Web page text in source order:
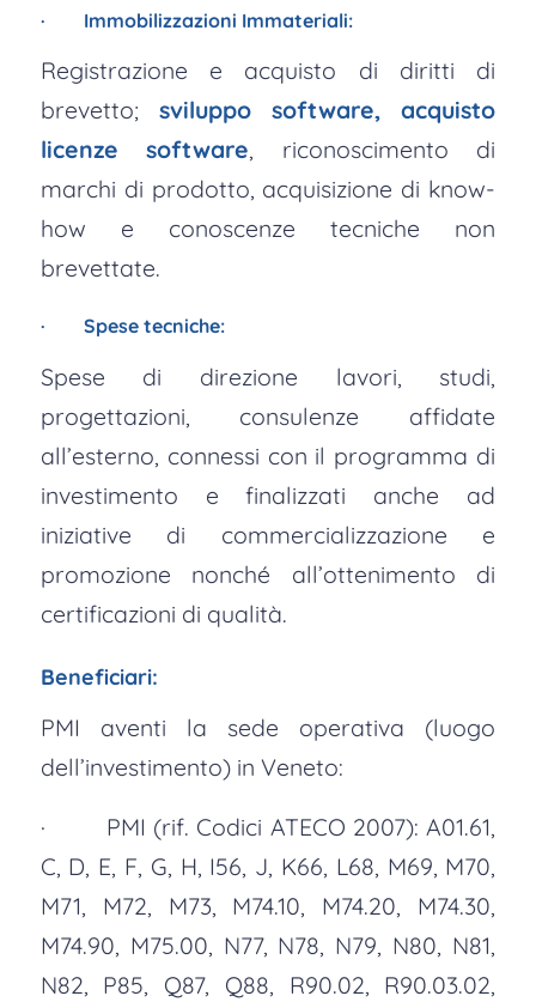
· Immobilizzazioni Immateriali:
Registrazione e acquisto di diritti di
brevetto; sviluppo software, acquisto
licenze software, riconoscimento di
marchi di prodotto, acquisizione di know-
how e conoscenze tecniche non
brevettate.
· Spese tecniche:
Spese di direzione lavori, studi,
progettazioni, consulenze affidate
all’esterno, connessi con il programma di
investimento e finalizzati anche ad
iniziative di commercializzazione e
promozione nonché all’ottenimento di
certificazioni di qualità.
Beneficiari:
PMI aventi la sede operativa (luogo
dell’investimento) in Veneto:
· PMI (rif. Codici ATECO 2007): A01.61,
C, D, E, F, G, H, I56, J, K66, L68, M69, M70,
M71, M72, M73, M74.10, M74.20, M74.30,
M74.90, M75.00, N77, N78, N79, N80, N81,
N82, P85, Q87, Q88, R90.02, R90.03.02,